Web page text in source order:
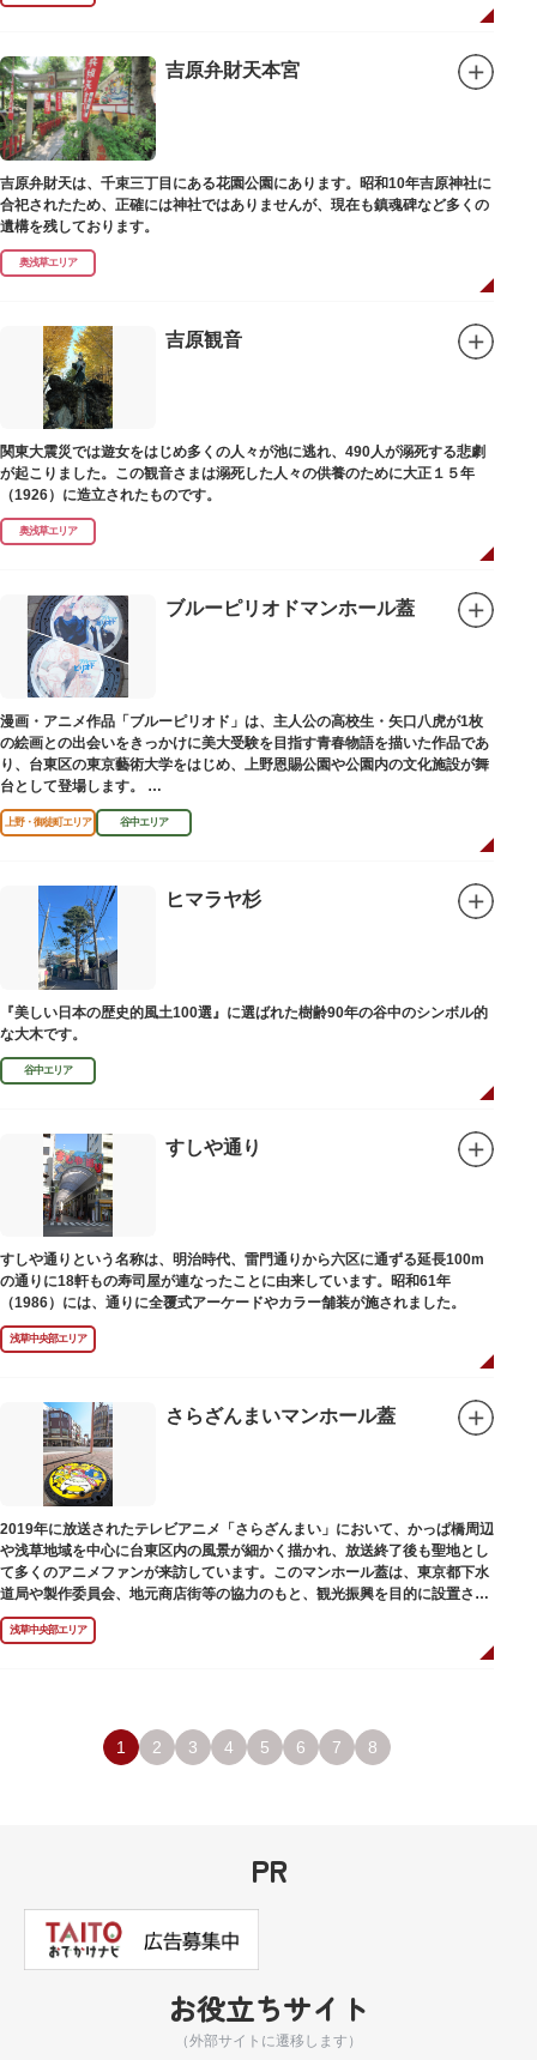
吉原弁財天本宮
吉原弁財天は、千束三丁目にある花園公園にあります。昭和10年吉原神社に
合祀されたため、正確には神社ではありませんが、現在も鎮魂碑など多くの
遺構を残しております。
奥浅草エリア
吉原観音
関東大震災では遊女をはじめ多くの人々が池に逃れ、490人が溺死する悲劇
が起こりました。この観音さまは溺死した人々の供養のために大正１５年
（1926）に造立されたものです。
奥浅草エリア
ブルーピリオドマンホール蓋
漫画・アニメ作品「ブルーピリオド」は、主人公の高校生・矢口八虎が1枚
の絵画との出会いをきっかけに美大受験を目指す青春物語を描いた作品であ
り、台東区の東京藝術大学をはじめ、上野恩賜公園や公園内の文化施設が舞
台として登場します。
区にゆかりのある本作品を通して、新たな観光スポット創出による誘客促進
と区内観光客の回遊性向上を図るため、こちらのマンホール蓋を設置しまし
設置年月日：令和4年3月1日
上野・御徒町エリア 谷中エリア
ヒマラヤ杉
『美しい日本の歴史的風土100選』に選ばれた樹齢90年の谷中のシンボル的
な大木です。
谷中エリア
すしや通り
すしや通りという名称は、明治時代、雷門通りから六区に通ずる延長100m
の通りに18軒もの寿司屋が連なったことに由来しています。昭和61年
（1986）には、通りに全覆式アーケードやカラー舗装が施されました。
浅草中央部エリア
さらざんまいマンホール蓋
2019年に放送されたテレビアニメ「さらざんまい」において、かっぱ橋周辺
や浅草地域を中心に台東区内の風景が細かく描かれ、放送終了後も聖地とし
て多くのアニメファンが来訪しています。このマンホール蓋は、東京都下水
道局や製作委員会、地元商店街等の協力のもと、観光振興を目的に設置され
ました。
描かれているのは、主人公である矢逆一稀、久慈悠、陣内燕太の3人が、か
っぱ橋に封印されていた謎のカッパ型生命体“ケッピ”によって河童の姿に変
浅草中央部エリア
1 2 3 4 5 6 7 8
PR
お役立ちサイト
（外部サイトに遷移します）